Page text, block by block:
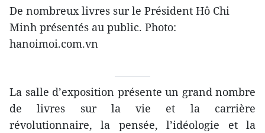
De nombreux livres sur le Président Hô Chi
Minh présentés au public. Photo:
hanoimoi.com.vn
La salle d’exposition présente un grand nombre
de livres sur la vie et la carrière
révolutionnaire, la pensée, l’idéologie et la